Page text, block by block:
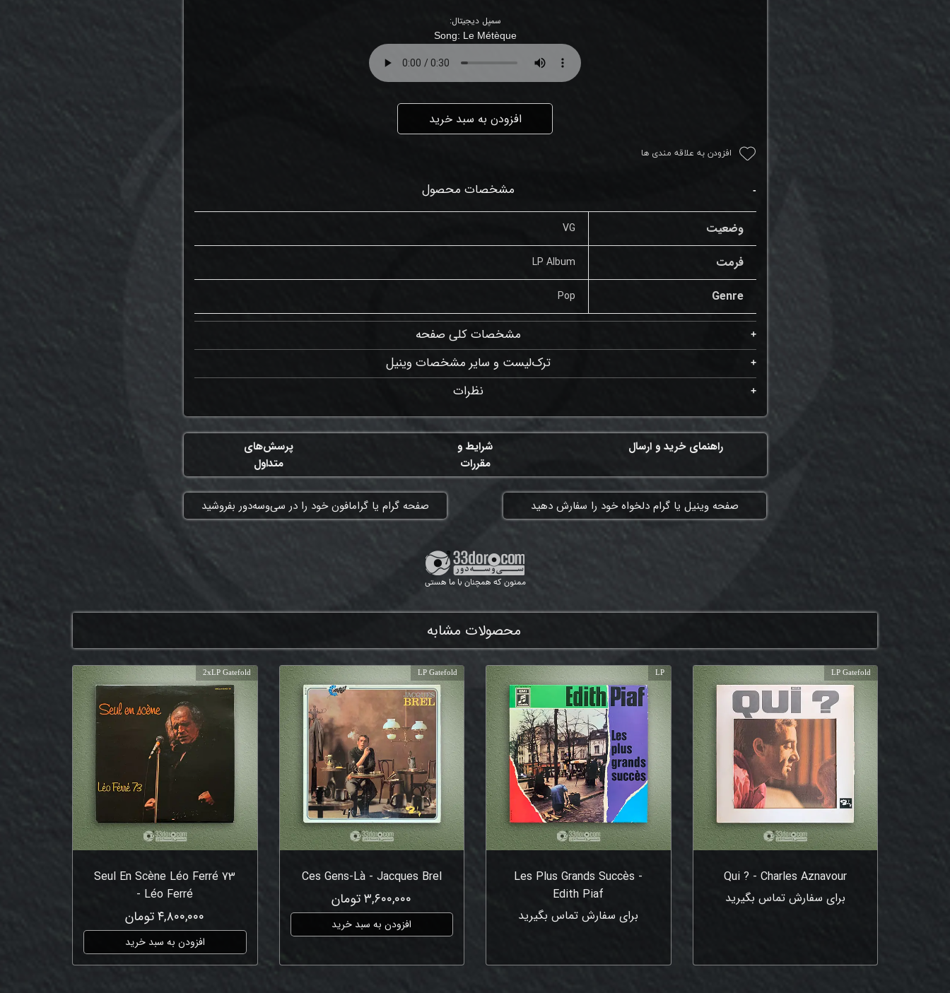
سمپل دیجیتال:
Song: Le Métèque
افزودن به سبد خرید
افزودن به علاقه مندی ها
مشخصات محصول
وضعیت VG
فرمت LP Album
Genre
Pop
مشخصات کلی صفحه
ترک‌لیست و سایر مشخصات وینیل
نظرات
شرایط و
مقررات
راهنمای خرید و ارسال
پرسش‌های
متداول
​صفحه وینیل یا گرام دلخواه خود را سفارش دهید ​صفحه گرام یا گرامافون خود را در سی‌وسه‌دور بفروشید
ممنون که همچنان با ما هستی
محصولات مشابه
Qui ? - Charles Aznavour
برای سفارش تماس بگیرید
LP Gatefold
Les Plus Grands Succès -
Edith Piaf
برای سفارش تماس بگیرید
LP
Ces Gens-Là - Jacques Brel
۳,۶۰۰,۰۰۰ تومان
افزودن به سبد خرید
LP Gatefold
Seul En Scène Léo Ferré 73
- Léo Ferré
۴,۸۰۰,۰۰۰ تومان
افزودن به سبد خرید
2xLP Gatefold